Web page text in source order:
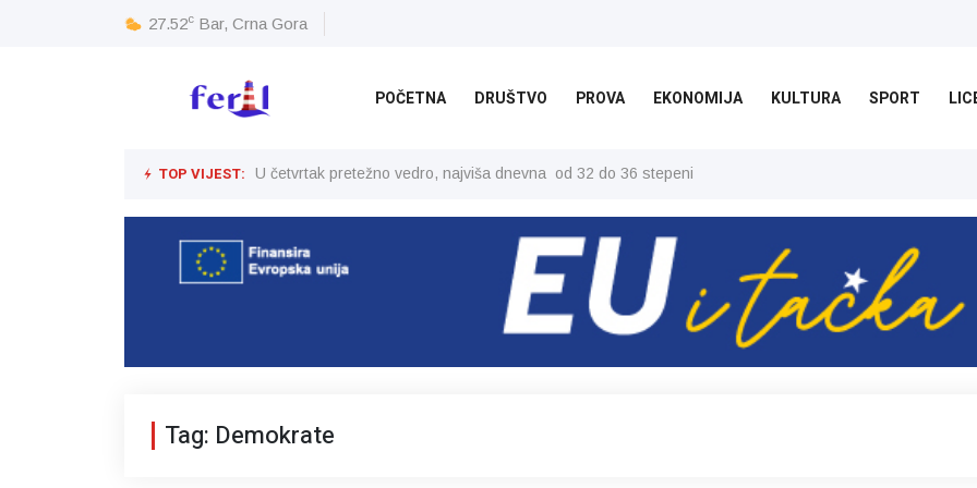
27.52c Bar, Crna Gora
POČETNA DRUŠTVO PROVA EKONOMIJA KULTURA SPORT
TOP VIJEST: U četvrtak pretežno vedro, najviša dnevna od 32 do 36 stepeni
Tag: Demokrate